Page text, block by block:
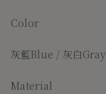
Color
灰藍Blue / 灰白Gray
Material